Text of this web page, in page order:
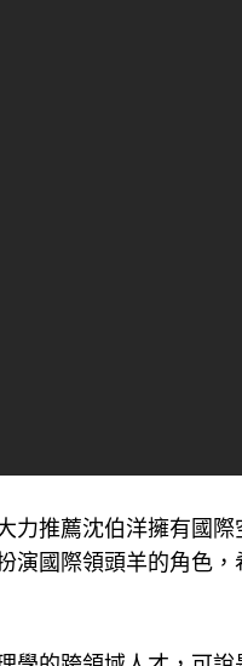
力推薦沈伯洋擁有國際
演國際領頭羊的角色，